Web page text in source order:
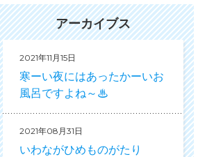
アーカイブス
2021年11月15日
寒ーい夜にはあったかーいお
風呂ですよね～♨
2021年08月31日
いわながひめものがたり